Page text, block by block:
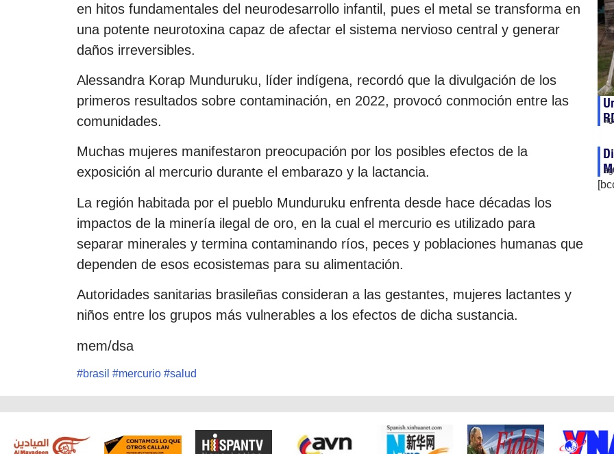
en hitos fundamentales del neurodesarrollo infantil, pues el metal se transforma en
una potente neurotoxina capaz de afectar el sistema nervioso central y generar
daños irreversibles.
Alessandra Korap Munduruku, líder indígena, recordó que la divulgación de los
primeros resultados sobre contaminación, en 2022, provocó conmoción entre las
comunidades.
Muchas mujeres manifestaron preocupación por los posibles efectos de la
exposición al mercurio durante el embarazo y la lactancia.
La región habitada por el pueblo Munduruku enfrenta desde hace décadas los
impactos de la minería ilegal de oro, en la cual el mercurio es utilizado para
separar minerales y termina contaminando ríos, peces y poblaciones humanas que
dependen de esos ecosistemas para su alimentación.
Autoridades sanitarias brasileñas consideran a las gestantes, mujeres lactantes y
niños entre los grupos más vulnerables a los efectos de dicha sustancia.
mem/dsa
#brasil #mercurio #salud